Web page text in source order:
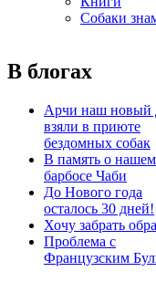
Собаки
В блогах
Арчи наш новый
взяли в приюте
бездомных собак
В память о нашем
барбосе Чаби
До Нового года
осталось 30 дней!
Хочу забрать
Проблема с
Французским